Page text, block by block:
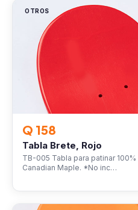
OTROS
Q 158
Tabla Brete, Rojo
TB-005 Tabla para patinar
Canadian Maple. *No inc…